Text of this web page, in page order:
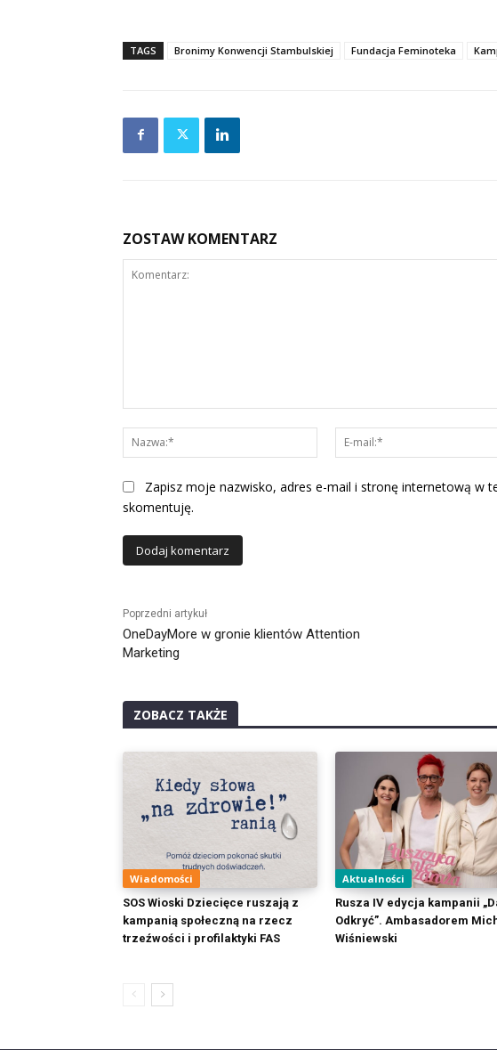
TAGS Bronimy Konwencji Stambulskiej Fundacja Feminoteka
ZOSTAW KOMENTARZ
Nazwa:*
Zapisz moje nazwisko, adres e-mail i stronę internetową w
skomentuję.
Poprzedni artykuł
OneDayMore w gronie klientów Attention
Marketing
ZOBACZ TAKŻE
Wiadomości
SOS Wioski Dziecięce ruszają z
kampanią społeczną na rzecz
trzeźwości i profilaktyki FAS
Aktualności
Rusza IV edycja kampanii
Odkryć”. Ambasadorem
Wiśniewski